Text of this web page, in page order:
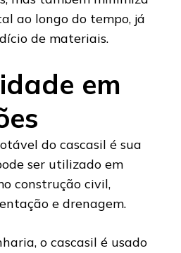
ao longo do tempo, já
de materiais.
em
do cascasil é sua
ser utilizado em
construção civil,
e drenagem.
o cascasil é usado